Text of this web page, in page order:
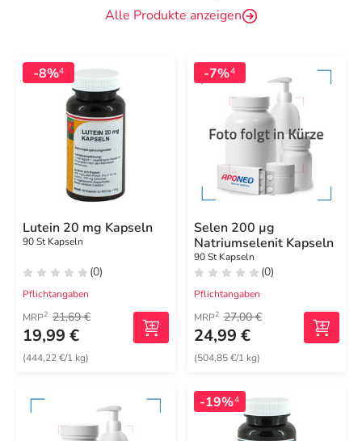
Alle Produkte anzeigen
-8%4
Lutein 20 mg Kapseln
90 St Kapseln
(0)
Pflichtangaben
MRP2 21,69 €
19,99 €
(444,22 €/1 kg)
-7%4
Selen 200 µg
Natriumselenit Kapseln
90 St Kapseln
(0)
Pflichtangaben
MRP2 27,00 €
24,99 €
(504,85 €/1 kg)
-19%4